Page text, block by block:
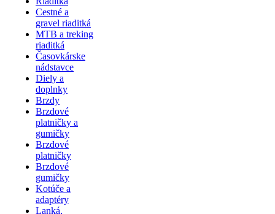
Cestné a
gravel riaditká
MTB a treking
riaditká
Časovkárske
nádstavce
Diely a
doplnky
Brzdy
Brzdové
platničky a
gumičky
Brzdové
platničky
Brzdové
gumičky
Kotúče a
adaptéry
Lanká,